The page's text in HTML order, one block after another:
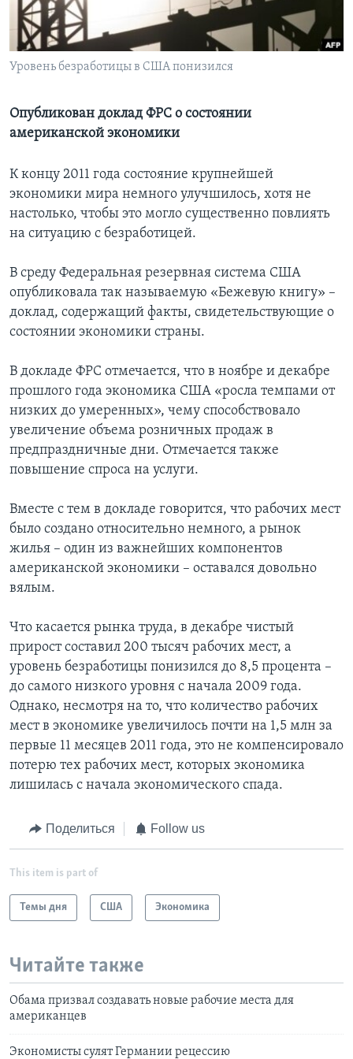
Learning English
СОЦИАЛЬНЫЕ СЕТИ
Языки
Уровень безработицы в США понизился
Опубликован доклад ФРС о состоянии
американской экономики
К концу 2011 года состояние крупнейшей
экономики мира немного улучшилось, хотя не
настолько, чтобы это могло существенно повлиять
на ситуацию c безработицей.
В среду Федеральная резервная система США
опубликовала так называемую «Бежевую книгу» –
доклад, содержащий факты, свидетельствующие о
состоянии экономики страны.
В докладе ФРС отмечается, что в ноябре и декабре
прошлого года экономика США «росла темпами от
низких до умеренных», чему способствовало
увеличение объема розничных продаж в
предпраздничные дни. Отмечается также
повышение спроса на услуги.
Вместе с тем в докладе говорится, что рабочих мест
было создано относительно немного, а рынок
жилья – один из важнейших компонентов
американской экономики – оставался довольно
вялым.
Что касается рынка труда, в декабре чистый
прирост составил 200 тысяч рабочих мест, а
уровень безработицы понизился до 8,5 процента –
до самого низкого уровня с начала 2009 года.
Однако, несмотря на то, что количество рабочих
мест в экономике увеличилось почти на 1,5 млн за
первые 11 месяцев 2011 года, это не компенсировало
потерю тех рабочих мест, которых экономика
лишилась с начала экономического спада.
Поделиться Follow us
This item is part of
Темы дня США Экономика
Читайте также
Обама призвал создавать новые рабочие места для
американцев
Экономисты сулят Германии рецессию